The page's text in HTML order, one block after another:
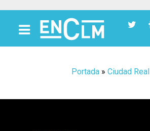
Portada » Ciudad Real